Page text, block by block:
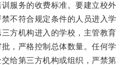
服务的收费标准。要建立校外
不符合规定条件的人员进入学
方机构进入的学校，主管教育
，严格控制总体数量。任何学
给第三方机构或组织，严禁第